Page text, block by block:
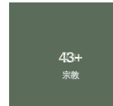
43+
宗教
1+
大陸